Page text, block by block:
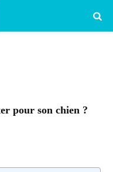
pour son chien ?